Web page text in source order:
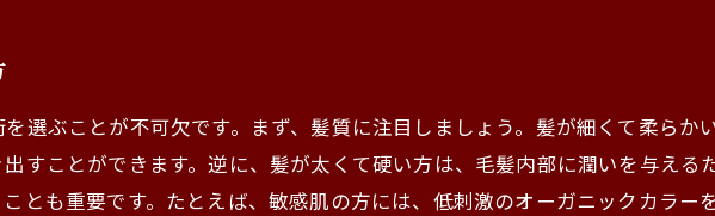
選ぶことが不可欠です。まず、髪質に注目しましょう。髪が細くて柔らか
すことができます。逆に、髪が太くて硬い方は、毛髪内部に潤いを与える
とも重要です。たとえば、敏感肌の方には、低刺激のオーガニックカラー